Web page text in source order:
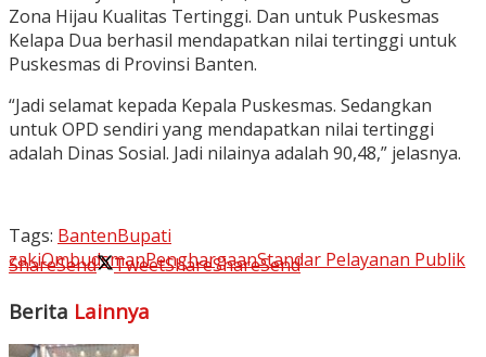
Zona Hijau Kualitas Tertinggi. Dan untuk Puskesmas
Kelapa Dua berhasil mendapatkan nilai tertinggi untuk
Puskesmas di Provinsi Banten.
“Jadi selamat kepada Kepala Puskesmas. Sedangkan
untuk OPD sendiri yang mendapatkan nilai tertinggi
adalah Dinas Sosial. Jadi nilainya adalah 90,48,” jelasnya.
Tags: BantenBupati
zakiOmbudsmanPenghargaanStandar Pelayanan Publik
ShareSend TweetShareShareSend
Berita Lainnya